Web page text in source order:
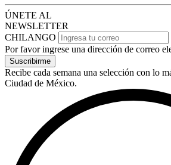
ÚNETE AL
NEWSLETTER
CHILANGO
Por favor ingrese una dirección de correo
Suscribirme
Recibe cada semana una selección con lo
Ciudad de México.